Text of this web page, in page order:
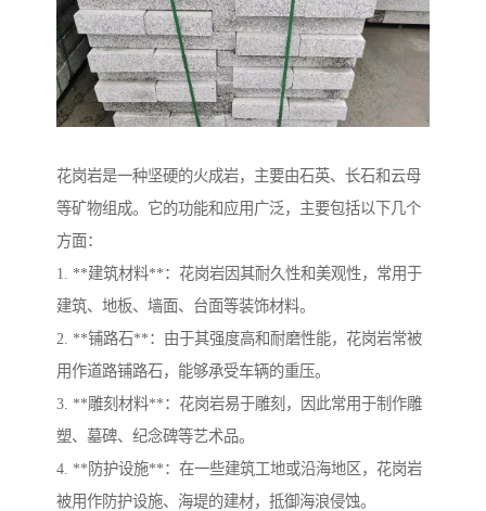
花岗岩是一种坚硬的火成岩，主要由石英、长石和云母
等矿物组成。它的功能和应用广泛，主要包括以下几个
方面：
1. **建筑材料**：花岗岩因其耐久性和美观性，常用于
建筑、地板、墙面、台面等装饰材料。
2. **铺路石**：由于其强度高和耐磨性能，花岗岩常被
用作道路铺路石，能够承受车辆的重压。
3. **雕刻材料**：花岗岩易于雕刻，因此常用于制作雕
塑、墓碑、纪念碑等艺术品。
4. **防护设施**：在一些建筑工地或沿海地区，花岗岩
被用作防护设施、海堤的建材，抵御海浪侵蚀。